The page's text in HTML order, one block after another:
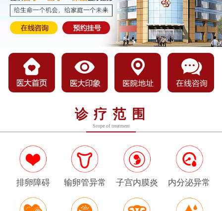
诊疗范围
Scope of treatment
排卵障碍 输卵管异常 子宫内膜炎 内分泌异常